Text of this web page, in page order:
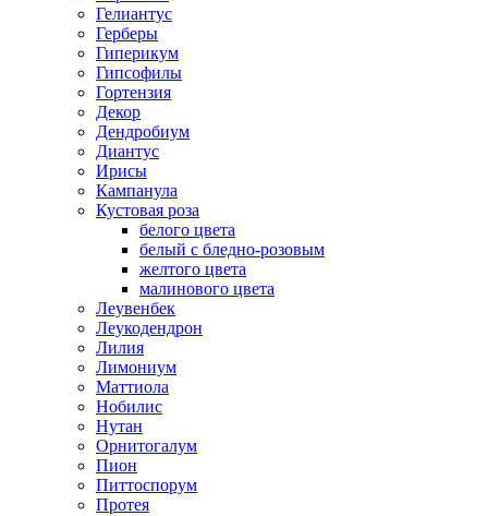
Гелиантус
Герберы
Гиперикум
Гипсофилы
Гортензия
Декор
Дендробиум
Диантус
Ирисы
Кампанула
Кустовая роза
белого цвета
белый с бледно-розовым
желтого цвета
малинового цвета
Леувенбек
Леукодендрон
Лилия
Лимониум
Маттиола
Нобилис
Нутан
Орнитогалум
Пион
Питтоспорум
Протея